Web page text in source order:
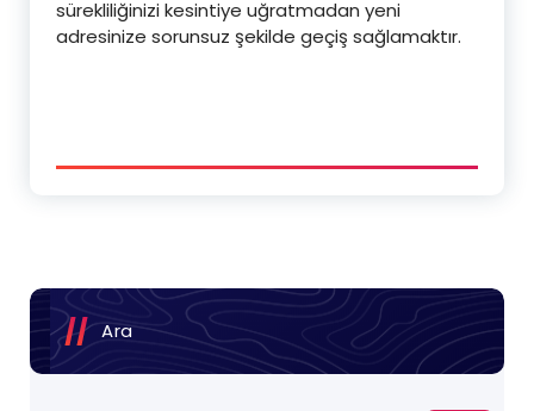
sürekliliğinizi kesintiye uğratmadan yeni
adresinize sorunsuz şekilde geçiş sağlamaktır.
Ara